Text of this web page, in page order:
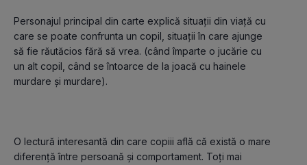
Personajul principal din carte explică situații din viață cu
care se poate confrunta un copil, situații în care ajunge
să fie răutăcios fără să vrea. (când împarte o jucărie cu
un alt copil, când se întoarce de la joacă cu hainele
O lectură interesantă din care copiii află că există o mare
diferență între persoană și comportament. Toți mai